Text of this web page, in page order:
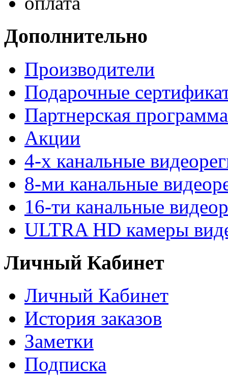
Дополнительно
Производители
Подарочные
Партнерская программа
Акции
4-х канальные
8-ми канальные
16-ти канальные
ULTRA HD камеры
Личный Кабинет
Личный Кабинет
История заказов
Заметки
Подписка